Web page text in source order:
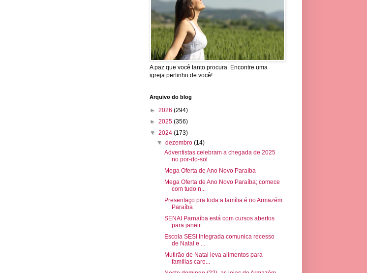
A paz que você tanto procura. Encontre uma
igreja pertinho de você!
Arquivo do blog
► 2026 (294)
► 2025 (356)
▼ 2024 (173)
▼dezembro(14)
Adventistas celebram a chegada de 2025
no por-do-sol
Mega Oferta de Ano Novo Paraíba
Mega Oferta de Ano Novo Paraíba; comece
com tudo n...
Presentaço pra toda a família é no Armazém
Paraíba
SENAI Parnaíba está com cursos abertos
para janeir...
Escola SESI Integrada comunica recesso
de Natal e ...
Mutirão de Natal leva alimentos para
famílias care...